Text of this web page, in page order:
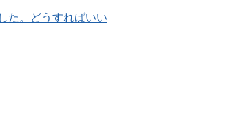
た。どうすればいい